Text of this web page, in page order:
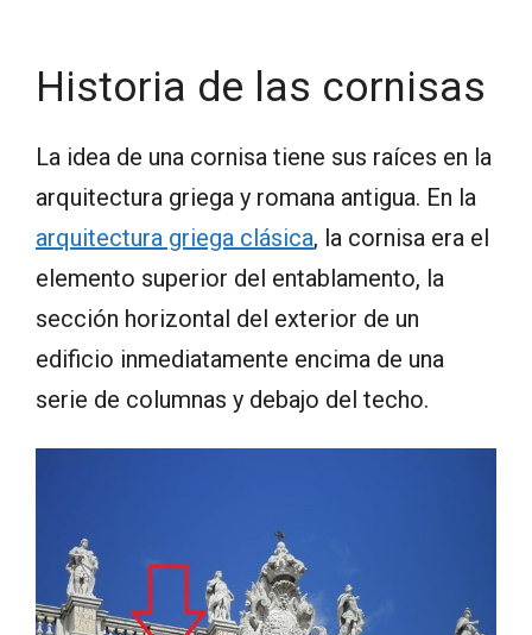
Historia de las cornisas
La idea de una cornisa tiene sus raíces en la
arquitectura griega y romana antigua. En la
arquitectura griega clásica, la cornisa era el
elemento superior del entablamento, la
sección horizontal del exterior de un
edificio inmediatamente encima de una
serie de columnas y debajo del techo.